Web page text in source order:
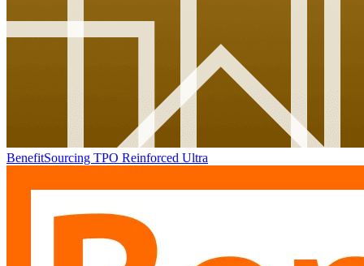
BenefitSourcing TPO Reinforced Ultra